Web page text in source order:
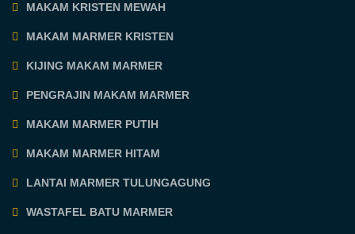
MAKAM KRISTEN MEWAH
MAKAM MARMER KRISTEN
KIJING MAKAM MARMER
PENGRAJIN MAKAM MARMER
MAKAM MARMER PUTIH
MAKAM MARMER HITAM
LANTAI MARMER TULUNGAGUNG
WASTAFEL BATU MARMER